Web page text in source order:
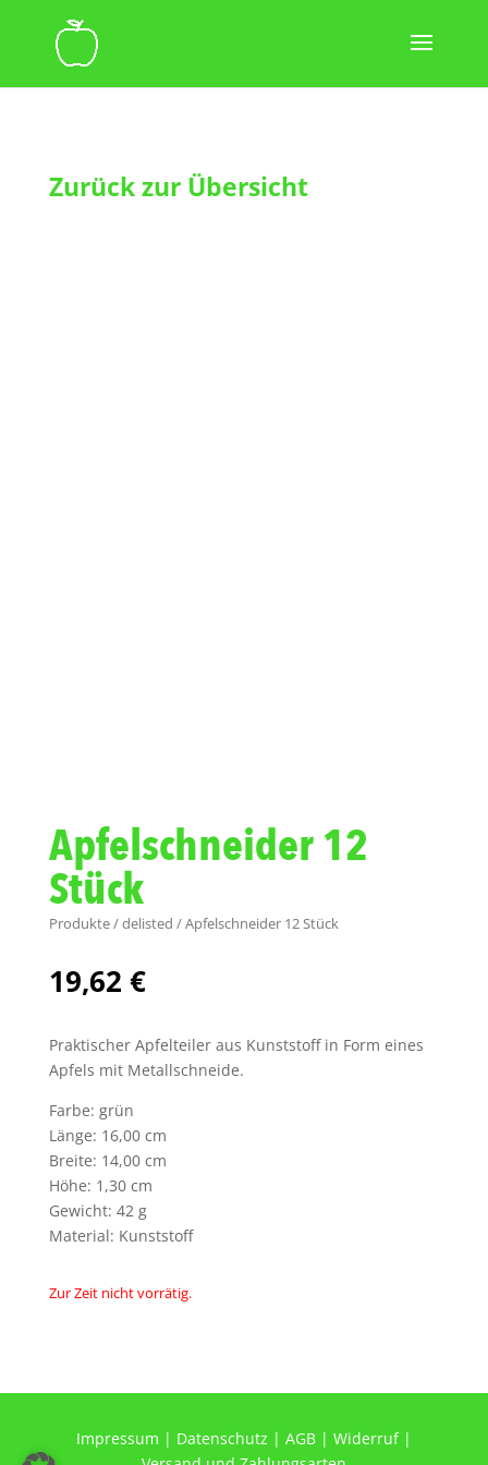
Zurück zur Übersicht
Apfelschneider 12
Stück
Produkte/delisted / Apfelschneider 12 Stück
19,62 €
Praktischer Apfelteiler aus Kunststoff in Form eines
Apfels mit Metallschneide.
Farbe: grün
Länge: 16,00 cm
Breite: 14,00 cm
Höhe: 1,30 cm
Gewicht: 42 g
Material: Kunststoff
Zur Zeit nicht vorrätig.
Impressum | Datenschutz | AGB| Widerruf|